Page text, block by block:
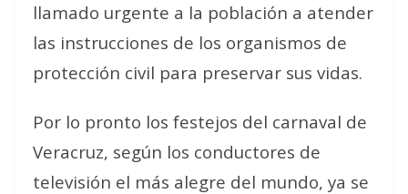
llamado urgente a la población a atender
las instrucciones de los organismos de
protección civil para preservar sus vidas.
Por lo pronto los festejos del carnaval de
Veracruz, según los conductores de
televisión el más alegre del mundo, ya se